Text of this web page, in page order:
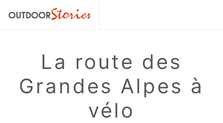
La route des
Grandes Alpes à
vélo